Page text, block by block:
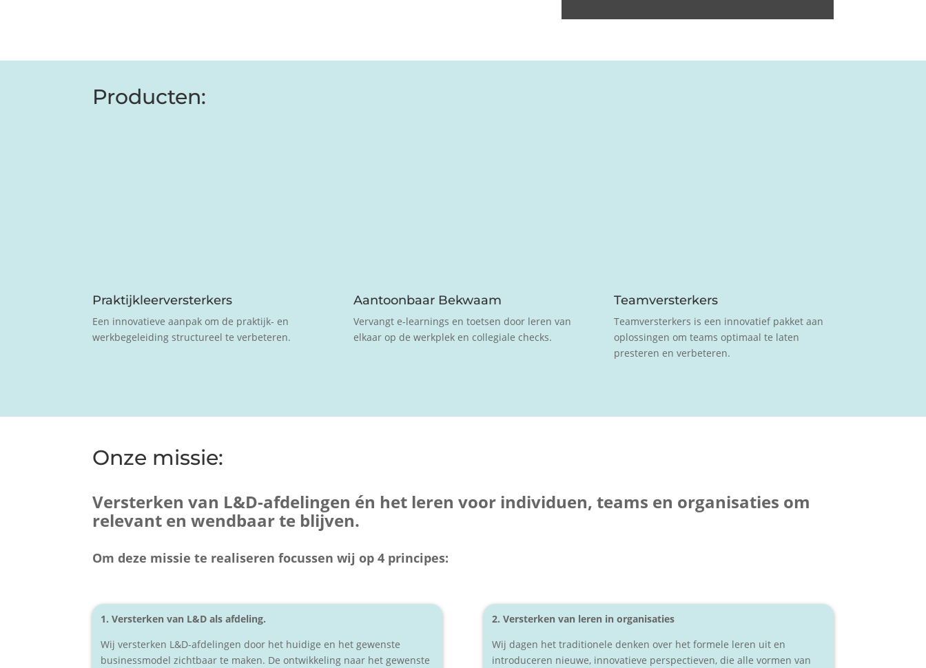
Producten:
Praktijkleerversterkers
Een innovatieve aanpak om de praktijk- en
werkbegeleiding structureel te verbeteren.
Aantoonbaar Bekwaam
Vervangt e-learnings en toetsen door leren van
elkaar op de werkplek en collegiale checks.
Teamversterkers
Teamversterkers is een innovatief pakket aan
oplossingen om teams optimaal te laten
presteren en verbeteren.
Onze missie:
Versterken van L&D-afdelingen én het leren voor individuen, teams en organisaties om
relevant en wendbaar te blijven.
Om deze missie te realiseren focussen wij op 4 principes:
1. Versterken van L&D als afdeling.
Wij versterken L&D-afdelingen door het huidige en het gewenste
businessmodel zichtbaar te maken. De ontwikkeling naar het gewenste
2. Versterken van leren in organisaties
Wij dagen het traditionele denken over het formele leren uit en
introduceren nieuwe, innovatieve perspectieven, die alle vormen van